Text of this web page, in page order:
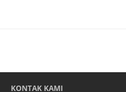
KONTAK KAMI